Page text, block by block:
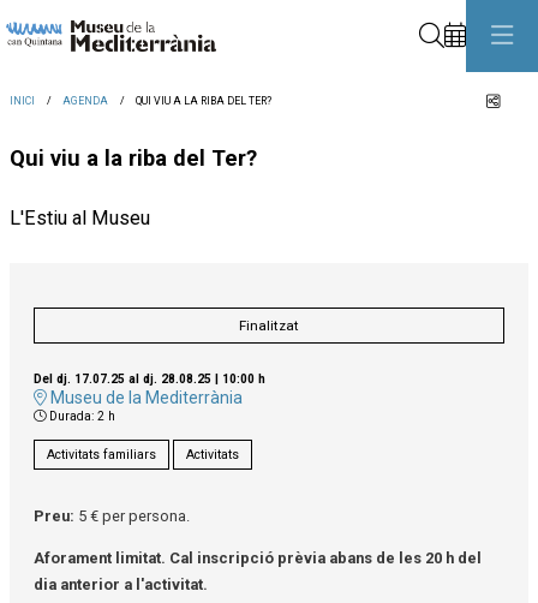
INICI AGENDA QUI VIU A LA RIBA DEL TER?
Qui viu a la riba del Ter?
L'Estiu al Museu
Finalitzat
Del dj. 17.07.25 al dj. 28.08.25 | 10:00 h
Museu de la Mediterrània
Durada: 2 h
Activitats familiars Activitats
Preu: 5 € per persona.
Aforament limitat. Cal inscripció prèvia abans de les 20 h del
dia anterior a l'activitat.